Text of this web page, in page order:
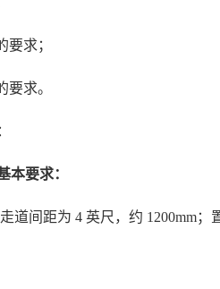
求；
求。
本要求：
道间距为 4 英尺，约 1200mm